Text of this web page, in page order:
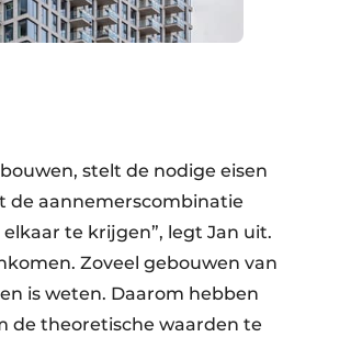
stelt de nodige eisen
de aannemerscombinatie
te krijgen”, legt Jan uit.
Zoveel gebouwen van
is weten. Daarom hebben
de theoretische waarden te